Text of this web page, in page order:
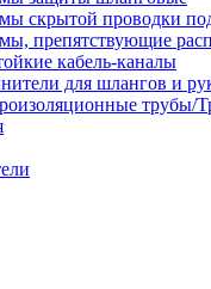
скрытой проводки
препятствующие
кабель-каналы
для шлангов и
трубы/